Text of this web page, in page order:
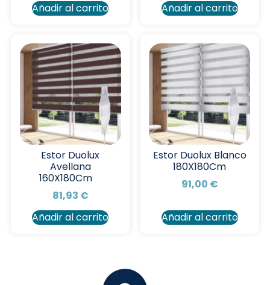
Añadir al carrito
Añadir al carrito
Estor Duolux
Avellana
160X180Cm
81,93 €
Añadir al carrito
Estor Duolux Blanco
180X180Cm
91,00 €
Añadir al carrito